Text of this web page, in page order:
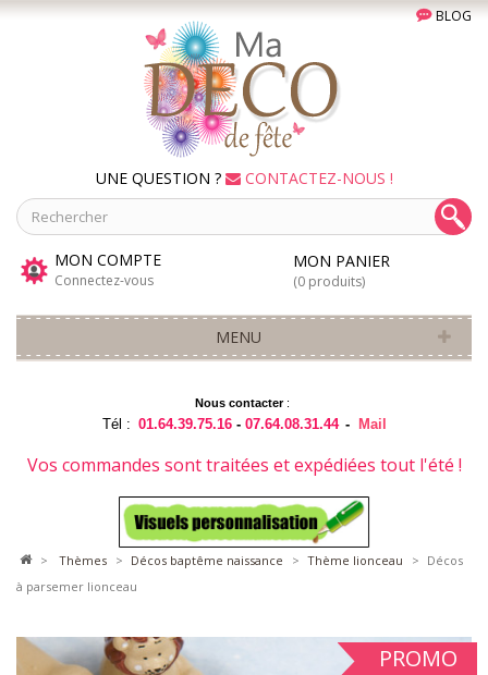
BLOG
UNE QUESTION ? CONTACTEZ-NOUS !
MON COMPTE
Connectez-vous
MON PANIER
(0 produits)
MENU
Nous contacter:
Tél : 01.64.39.75.16 -07.64.08.31.44 - Mail
Vos commandes sont traitées et expédiées tout l'été !
> thèmes > décos baptême naissance > thème lionceau > Décos
à parsemer lionceau
PROMO